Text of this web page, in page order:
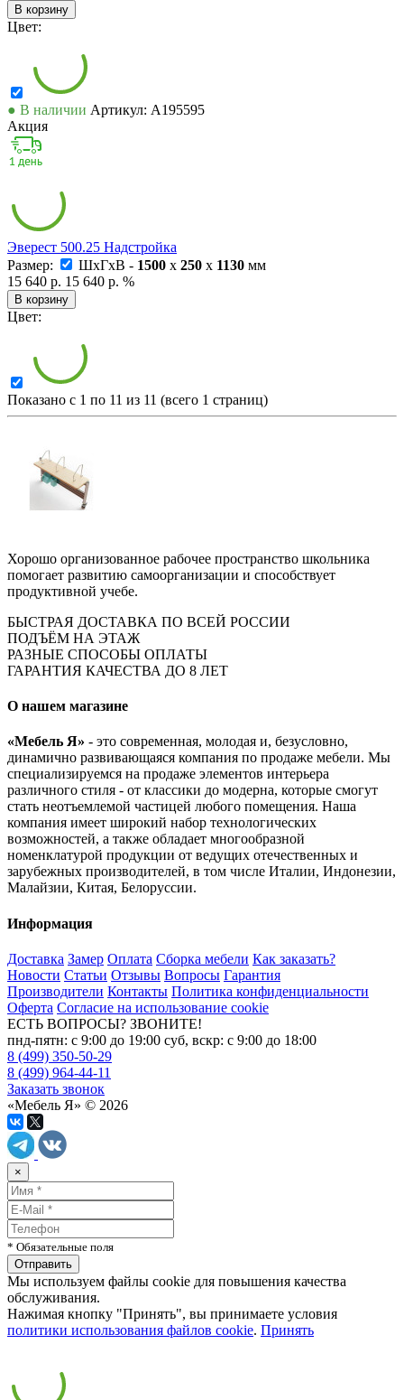
В корзину
Цвет:
● В наличии Артикул: А195595
Акция
Эверест 500.25 Надстройка
Размер:
ШxГxВ - 1500 x 250 x 1130 мм
15 640 р. 15 640 р. %
В корзину
Цвет:
Показано с 1 по 11 из 11 (всего 1 страниц)
Хорошо организованное рабочее пространство школьника
помогает развитию самоорганизации и способствует
продуктивной учебе.
БЫСТРАЯ ДОСТАВКА ПО ВСЕЙ РОССИИ
ПОДЪЁМ НА ЭТАЖ
РАЗНЫЕ СПОСОБЫ ОПЛАТЫ
ГАРАНТИЯ КАЧЕСТВА ДО 8 ЛЕТ
О нашем магазине
«Мебель Я» - это современная, молодая и, безусловно,
динамично развивающаяся компания по продаже мебели. Мы
специализируемся на продаже элементов интерьера
различного стиля - от классики до модерна, которые смогут
стать неотъемлемой частицей любого помещения. Наша
компания имеет широкий набор технологических
возможностей, а также обладает многообразной
номенклатурой продукции от ведущих отечественных и
зарубежных производителей, в том числе Италии, Индонезии,
Малайзии, Китая, Белоруссии.
Информация
Доставка Замер Оплата Сборка мебели Как заказать?
Новости Статьи Отзывы Вопросы Гарантия
Производители Контакты Политика конфиденциальности
Оферта Согласие на использование cookie
ЕСТЬ ВОПРОСЫ? ЗВОНИТЕ!
пнд-пятн: с 9:00 до 19:00 суб, вскр: с 9:00 до 18:00
8 (499) 350-50-29
8 (499) 964-44-11
Заказать звонок
«Мебель Я» © 2026
×
* Обязательные поля
Мы используем файлы cookie для повышения качества
обслуживания.
Нажимая кнопку "Принять", вы принимаете условия
политики использования файлов cookie. Принять